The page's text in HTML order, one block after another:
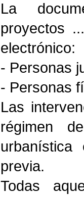
La
proyectos
electrónico:
- Personas
- Personas
Las
régimen
urbanística
previa.
Todas